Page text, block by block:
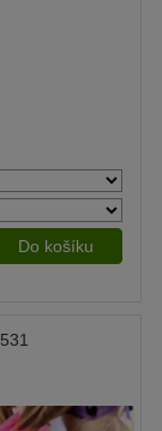
Do košíku